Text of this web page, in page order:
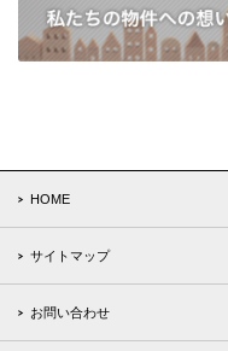
HOME
サイトマップ
お問い合わせ